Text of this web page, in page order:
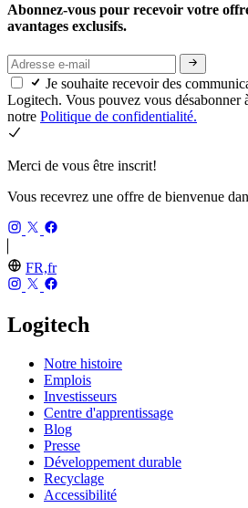
Abonnez-vous pour recevoir votre
avantages exclusifs.
Je souhaite recevoir des
Logitech. Vous pouvez vous désabonner
notre Politique de confidentialité.
Merci de vous être inscrit!
Vous recevrez une offre de bienvenue
FR,fr
Logitech
Notre histoire
Emplois
Investisseurs
Centre d'apprentissage
Blog
Presse
Développement durable
Recyclage
Accessibilité